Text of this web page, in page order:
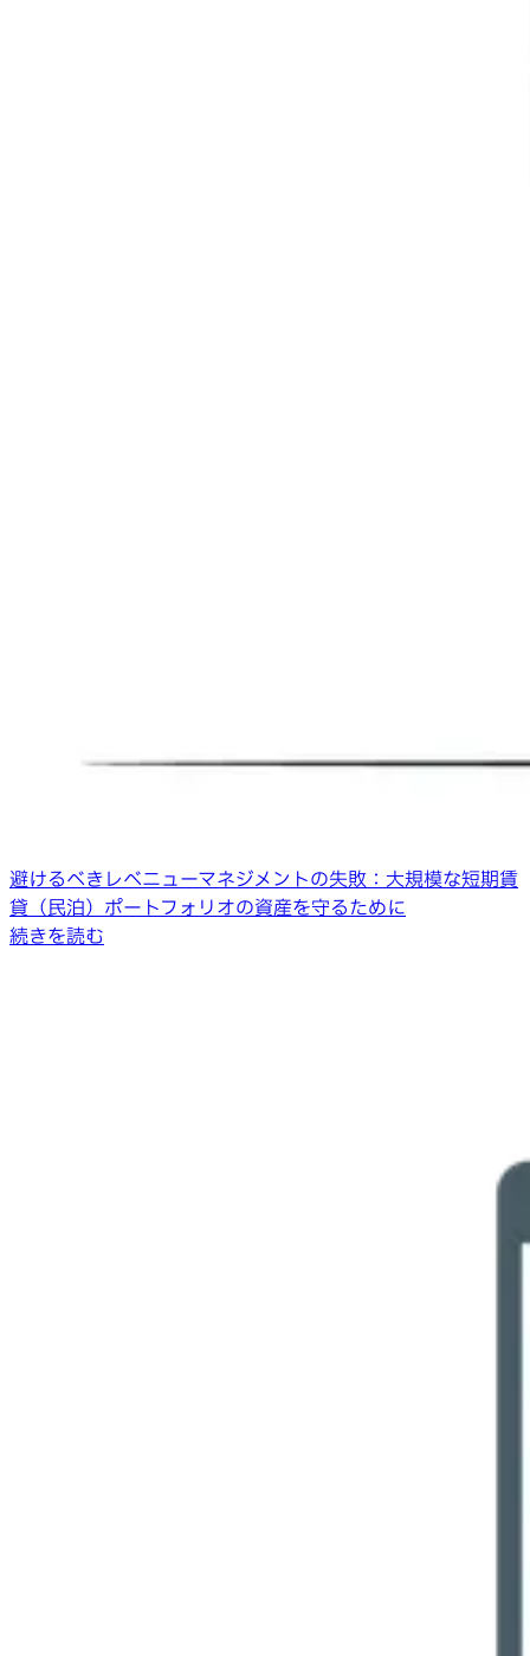
避けるべきレベニューマネジメントの失敗：大規模な短期賃
貸（民泊）ポートフォリオの資産を守るために
続きを読む